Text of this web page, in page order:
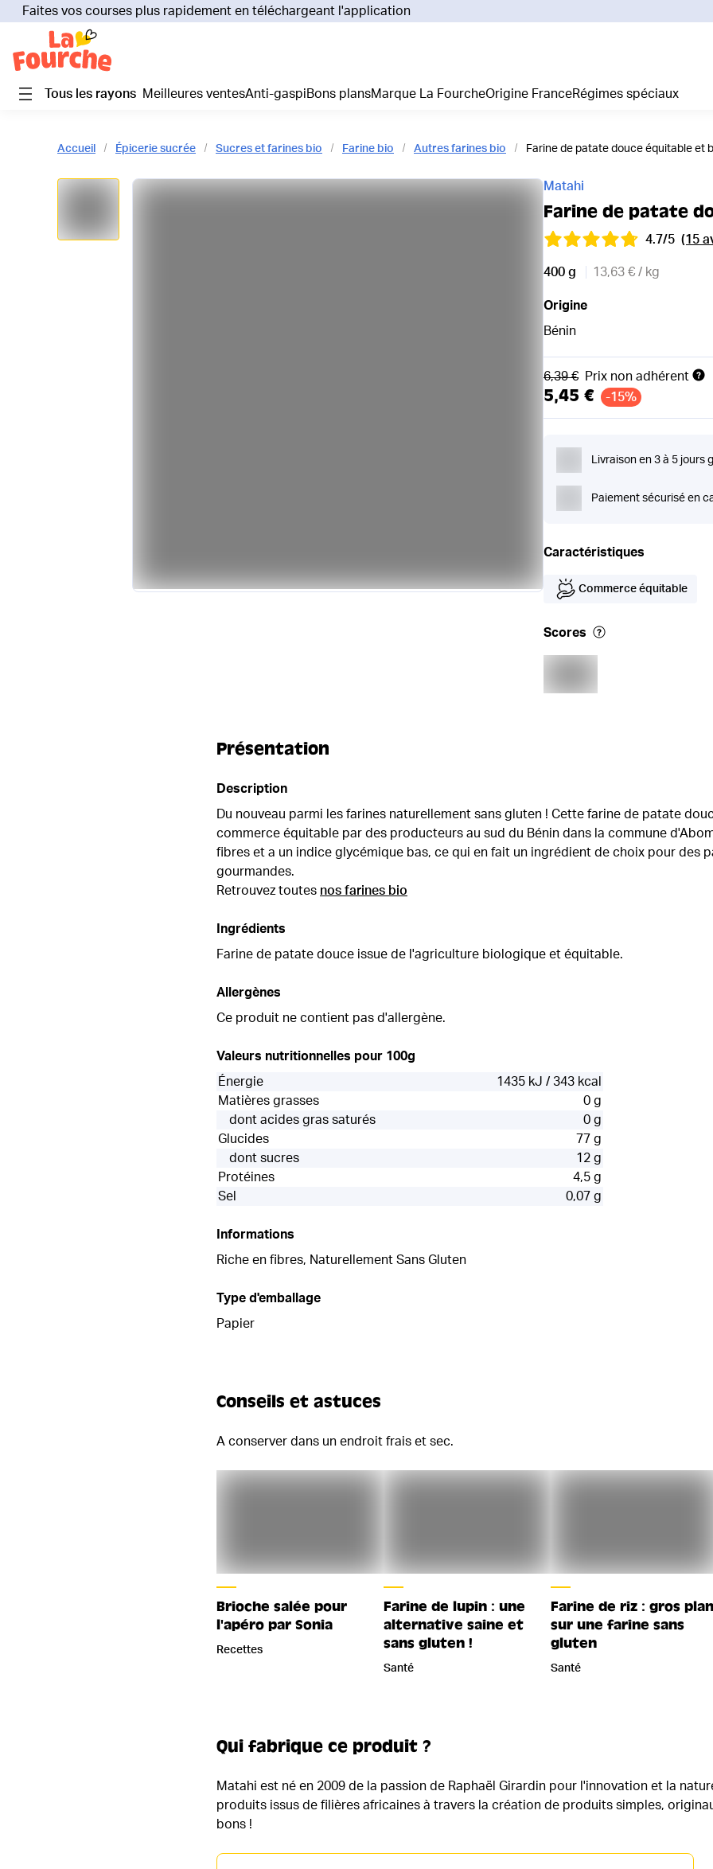
Faites vos courses plus rapidement en téléchargeant l'application
Nos
Je
Tous les rayons Meilleures ventes Anti-gaspi Bons plans Marque La Fourche Origine France Régimes spéciaux
Accueil Épicerie sucrée Sucres et farines bio Farine bio Autres farines bio Farine de patate douce équitable et
Matahi
Farine de patate
4.7/5 (15
400 g 13,63 € / kg
Origine
Bénin
Ancien prix
6,39 € Prix non adhérent
5,45 € -15%
Livraison en 3 à 5 jours
Paiement sécurisé en
Caractéristiques
Commerce équitable
Scores
Présentation
Description
Du nouveau parmi les farines naturellement sans gluten ! Cette farine de patate
commerce équitable par des producteurs au sud du Bénin dans la commune
fibres et a un indice glycémique bas, ce qui en fait un ingrédient de choix pour des
gourmandes.
Retrouvez toutes nos farines bio
Ingrédients
Farine de patate douce issue de l'agriculture biologique et équitable.
Allergènes
Ce produit ne contient pas d'allergène.
Valeurs nutritionnelles pour 100g
Énergie
1435 kJ / 343 kcal
Matières grasses
0 g
dont acides gras saturés
0 g
Glucides
77 g
dont sucres
12 g
Protéines
4,5 g
Sel
0,07 g
Informations
Riche en fibres, Naturellement Sans Gluten
Type d'emballage
Papier
Conseils et astuces
A conserver dans un endroit frais et sec.
Brioche salée pour
l'apéro par Sonia
Recettes
Farine de lupin : une
alternative saine et
sans gluten !
Santé
Farine de riz : gros plan
sur une farine sans
gluten
Santé
Qui fabrique ce produit ?
Matahi est né en 2009 de la passion de Raphaël Girardin pour l'innovation et la
produits issus de filières africaines à travers la création de produits simples,
bons !